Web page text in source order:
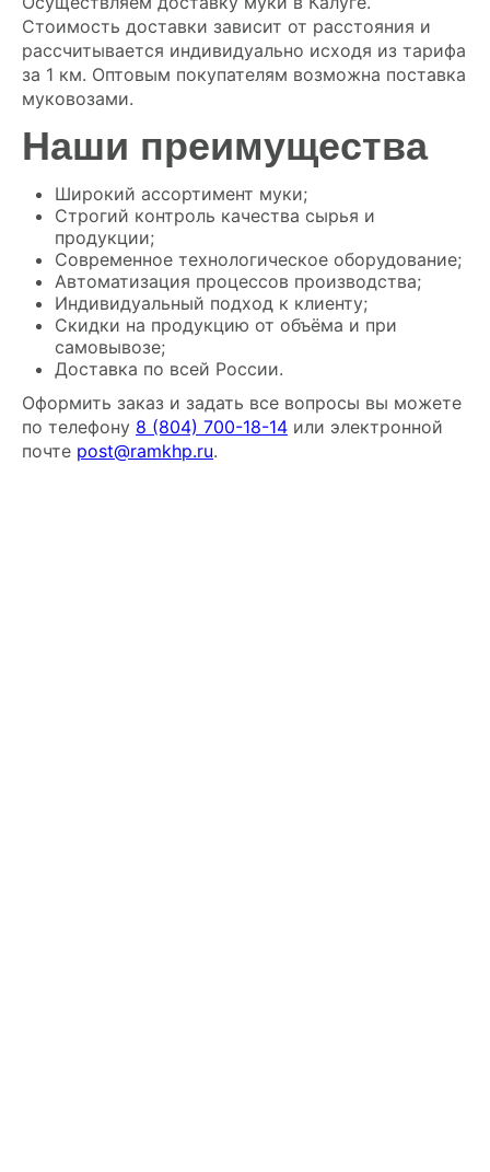
Стоимость доставки зависит от расстояния и
рассчитывается индивидуально исходя из тарифа
за 1 км. Оптовым покупателям возможна поставка
муковозами.
Наши преимущества
Широкий ассортимент муки;
Строгий контроль качества сырья и
продукции;
Современное технологическое оборудование;
Автоматизация процессов производства;
Индивидуальный подход к клиенту;
Скидки на продукцию от объёма и при
самовывозе;
Доставка по всей России.
Оформить заказ и задать все вопросы вы можете
по телефону 8 (804) 700-18-14 или электронной
почте post@ramkhp.ru.